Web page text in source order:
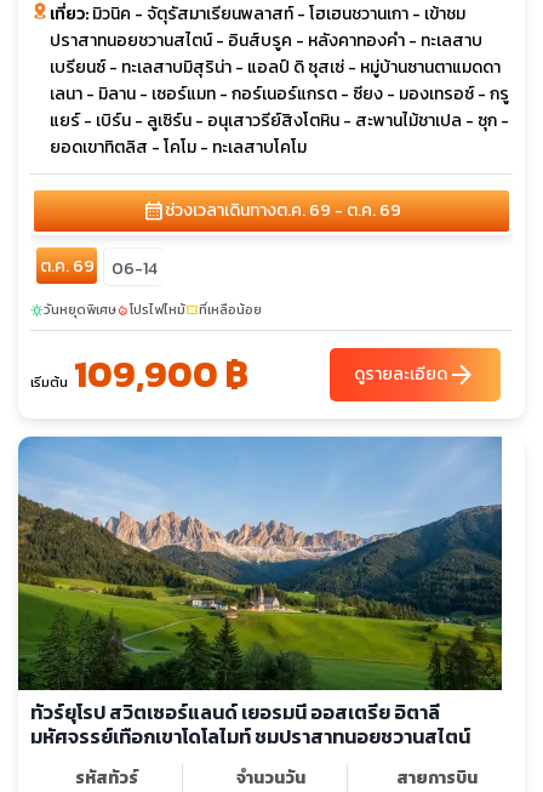
เที่ยว:มิวนิค - จัตุรัสมาเรียนพลาสท์ - โฮเฮนชวานเกา - เข้าชม
ปราสาทนอยชวานสไตน์ - อินส์บรูค - หลังคาทองคำ - ทะเลสาบ
เบรียนซ์ - ทะเลสาบมิสุริน่า - แอลป์ ดิ ซุสเซ่ - หมู่บ้านซานตาแมดดา
เลนา - มิลาน - เซอร์แมท - กอร์เนอร์แกรต - ซียง - มองเทรอซ์ - กรู
แยร์ - เบิร์น - ลูเซิร์น - อนุเสาวรีย์สิงโตหิน - สะพานไม้ชาเปล - ซุก -
ยอดเขาทิตลิส - โคโม - ทะเลสาบโคโม
calendar_monthช่วงเวลาเดินทางต.ค. 69 - ต.ค. 69
ต.ค. 69 06-14
sunnyวันหยุดพิเศษlocal_fire_departmentโปรไฟไหม้confirmation_numberที่เหลือน้อย
เริ่มต้น 109,900 ฿ ดูรายละเอียดarrow_forward
ทัวร์ยุโรป สวิตเซอร์แลนด์ เยอรมนี ออสเตรีย อิตาลี
มหัศจรรย์เทือกเขาโดโลไมท์ ชมปราสาทนอยชวานสไตน์
รหัสทัวร์
จำนวนวัน
สายการบิน